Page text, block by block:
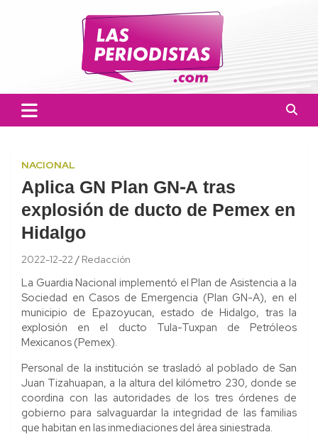
Las Periodistas
informado a la población.
NACIONAL
Aplica GN Plan GN-A tras
explosión de ducto de Pemex en
Hidalgo
2022-12-22 Redacción
La Guardia Nacional implementó el Plan de Asistencia a la
Sociedad en Casos de Emergencia (Plan GN-A), en el
municipio de Epazoyucan, estado de Hidalgo, tras la
explosión en el ducto Tula-Tuxpan de Petróleos
Mexicanos (Pemex).
Personal de la institución se trasladó al poblado de San
Juan Tizahuapan, a la altura del kilómetro 230, donde se
coordina con las autoridades de los tres órdenes de
gobierno para salvaguardar la integridad de las familias
que habitan en las inmediaciones del área siniestrada.